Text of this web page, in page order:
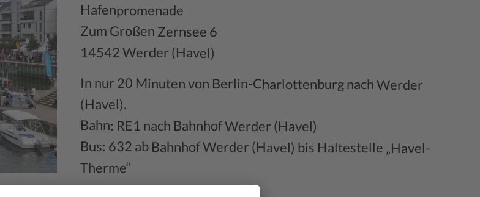
Hafenpromenade
Zum Großen Zernsee 6
14542 Werder (Havel)
In nur 20 Minuten von Berlin-Charlottenburg nach Werder
(Havel).
Bahn: RE1 nach Bahnhof Werder (Havel)
Bus: 632 ab Bahnhof Werder (Havel) bis Haltestelle „Havel-
Therme“